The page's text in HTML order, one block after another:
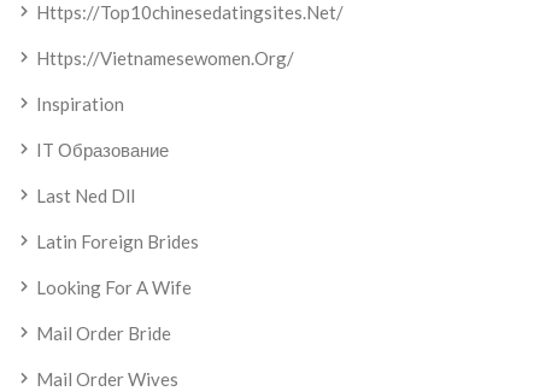
Https://top10chinesedatingsites.net/
Https://vietnamesewomen.org/
Inspiration
IT Образование
Last Ned Dll
Latin Foreign Brides
Looking For A Wife
Mail Order Bride
Mail Order Wives